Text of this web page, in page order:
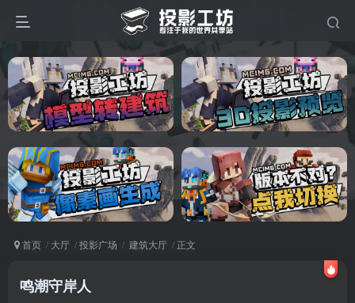
首页 大厅 投影广场 建筑大厅 正文
鸣潮守岸人